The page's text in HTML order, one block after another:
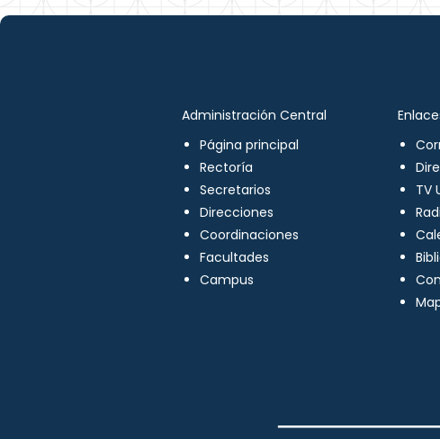
Administración Central
Página principal
Rectoría
Secretarios
Direcciones
Coordinaciones
Facultades
Campus
TV